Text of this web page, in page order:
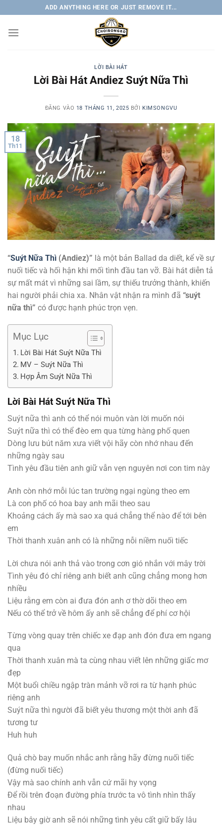
qua
nội
ADD ANYTHING HERE OR JUST REMOVE IT...
LỜI BÀI HÁT
Lời Bài Hát Andiez Suýt Nữa Thì
ĐĂNG VÀO 18 THÁNG 11, 2025 BỞI KIMSONGVU
18
Th11
“Suýt Nữa Thì (Andiez)” là một bản Ballad da diết, kể về sự
nuối tiếc và hối hận khi mối tình đầu tan vỡ. Bài hát diễn tả
sự mất mát vì những sai lầm, sự thiếu trưởng thành, khiến
hai người phải chia xa. Nhân vật nhận ra mình đã “suýt
nữa thì” có được hạnh phúc trọn vẹn.
Mục Lục
Lời Bài Hát Suýt Nữa Thì
MV – Suýt Nữa Thì
Hợp Âm Suýt Nữa Thì
Lời Bài Hát Suýt Nữa Thì
Suýt nữa thì anh có thể nói muôn vàn lời muốn nói
Suýt nữa thì có thể đèo em qua từng hàng phố quen
Dòng lưu bút năm xưa viết vội hãy còn nhớ nhau đến
những ngày sau
Tình yêu đầu tiên anh giữ vẫn vẹn nguyên nơi con tim này
Anh còn nhớ mỗi lúc tan trường ngại ngùng theo em
Là con phố có hoa bay anh mãi theo sau
Khoảng cách ấy mà sao xa quá chẳng thể nào để tới bên
em
Thời thanh xuân anh có là những nỗi niềm nuối tiếc
Lời chưa nói anh thả vào trong cơn gió nhắn với mây trời
Tình yêu đó chỉ riêng anh biết anh cũng chẳng mong hơn
nhiều
Liệu rằng em còn ai đưa đón anh ơ thờ dõi theo em
Nếu có thể trở về hôm ấy anh sẽ chẳng để phí cơ hội
Từng vòng quay trên chiếc xe đạp anh đón đưa em ngang
qua
Thời thanh xuân mà ta cùng nhau viết lên những giấc mơ
đẹp
Một buổi chiều ngập tràn mảnh vỡ rơi ra từ hạnh phúc
riêng anh
Suýt nữa thì người đã biết yêu thương một thời anh đã
tương tư
Huh huh
Quả chò bay muốn nhắc anh rằng hãy đừng nuối tiếc
(đừng nuối tiếc)
Vậy mà sao chính anh vẫn cứ mãi hy vọng
Để rồi trên đoạn đường phía trước ta vô tình nhìn thấy
nhau
Liệu bây giờ anh sẽ nói những tình yêu cất giữ bấy lâu